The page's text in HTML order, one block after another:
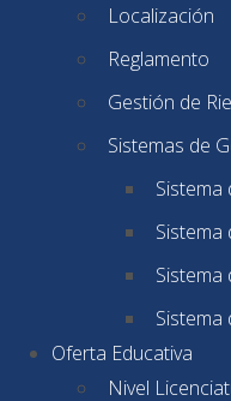
Localización
Reglamento
Gestión de
Sistemas de
Sistema
Sistema
Sistema
Oferta Educativa
Nivel